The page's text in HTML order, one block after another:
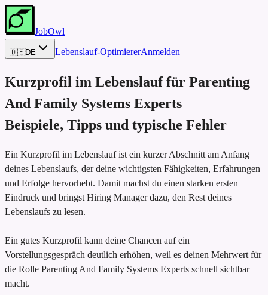
JobOwl
🇩🇪DE Lebenslauf-OptimiererAnmelden
Kurzprofil im Lebenslauf für Parenting
And Family Systems Experts
Beispiele, Tipps und typische Fehler
Ein Kurzprofil im Lebenslauf ist ein kurzer Abschnitt am Anfang
deines Lebenslaufs, der deine wichtigsten Fähigkeiten, Erfahrungen
und Erfolge hervorhebt. Damit machst du einen starken ersten
Eindruck und bringst Hiring Manager dazu, den Rest deines
Lebenslaufs zu lesen.
Ein gutes Kurzprofil kann deine Chancen auf ein
Vorstellungsgespräch deutlich erhöhen, weil es deinen Mehrwert für
die Rolle Parenting And Family Systems Experts schnell sichtbar
macht.